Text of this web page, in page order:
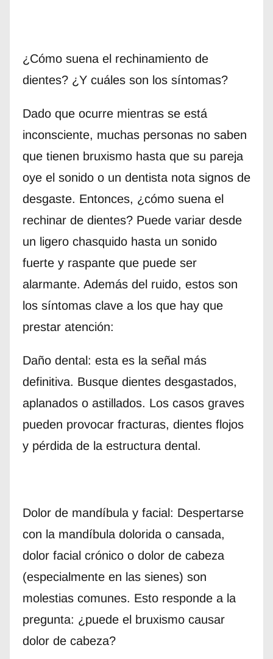
¿Cómo suena el rechinamiento de
dientes? ¿Y cuáles son los síntomas?
Dado que ocurre mientras se está
inconsciente, muchas personas no saben
que tienen bruxismo hasta que su pareja
oye el sonido o un dentista nota signos de
desgaste. Entonces, ¿cómo suena el
rechinar de dientes? Puede variar desde
un ligero chasquido hasta un sonido
fuerte y raspante que puede ser
alarmante. Además del ruido, estos son
los síntomas clave a los que hay que
prestar atención:
Daño dental: esta es la señal más
definitiva. Busque dientes desgastados,
aplanados o astillados. Los casos graves
pueden provocar fracturas, dientes flojos
y pérdida de la estructura dental.
Dolor de mandíbula y facial: Despertarse
con la mandíbula dolorida o cansada,
dolor facial crónico o dolor de cabeza
(especialmente en las sienes) son
molestias comunes. Esto responde a la
pregunta: ¿puede el bruxismo causar
dolor de cabeza?